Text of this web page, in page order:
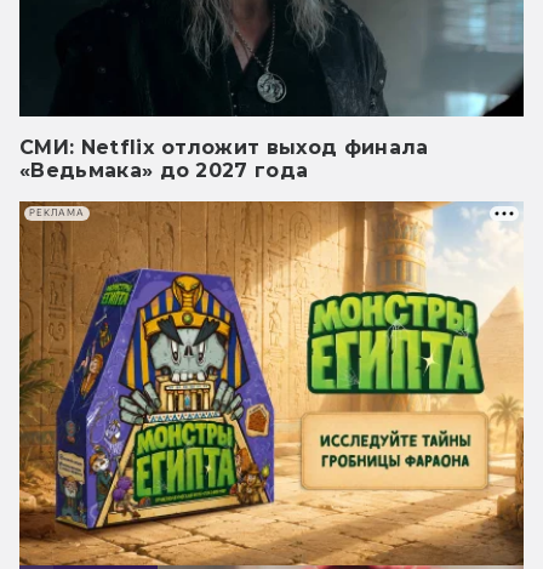
СМИ: Netflix отложит выход финала
«Ведьмака» до 2027 года
РЕКЛАМА